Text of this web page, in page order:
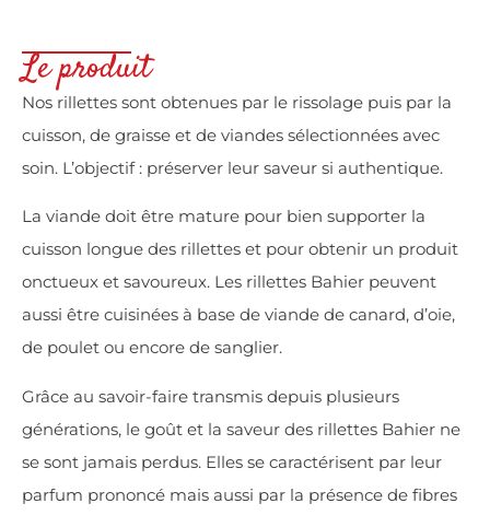
Le produit
Nos rillettes sont obtenues par le rissolage puis par la
cuisson, de graisse et de viandes sélectionnées avec
soin. L’objectif : préserver leur saveur si authentique.
La viande doit être mature pour bien supporter la
cuisson longue des rillettes et pour obtenir un produit
onctueux et savoureux. Les rillettes Bahier peuvent
aussi être cuisinées à base de viande de canard, d’oie,
de poulet ou encore de sanglier.
Grâce au savoir-faire transmis depuis plusieurs
générations, le goût et la saveur des rillettes Bahier ne
se sont jamais perdus. Elles se caractérisent par leur
parfum prononcé mais aussi par la présence de fibres